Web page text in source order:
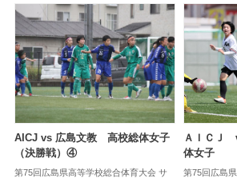
AICJ vs 広島文教 高校総体女子
（決勝戦）④
第75回広島県高等学校総合体育大会 サ
ＡＩＣ
体女子
第75回広島